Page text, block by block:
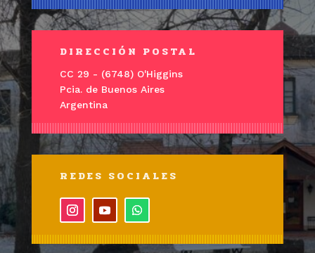
DIRECCIÓN POSTAL
CC 29 - (6748) O'Higgins
Pcia. de Buenos Aires
Argentina
REDES SOCIALES